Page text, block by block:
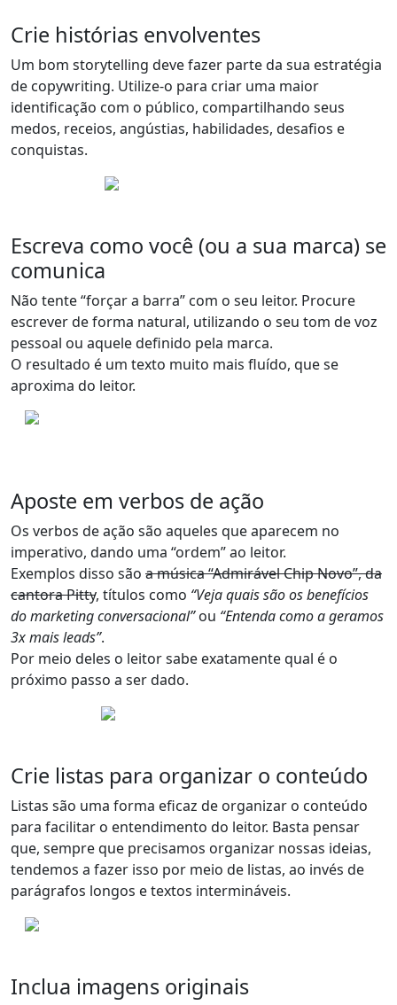
Crie histórias envolventes
Um bom storytelling deve fazer parte da sua estratégia
de copywriting. Utilize-o para criar uma maior
identificação com o público, compartilhando seus
medos, receios, angústias, habilidades, desafios e
conquistas.
Escreva como você (ou a sua marca) se
comunica
Não tente “forçar a barra” com o seu leitor. Procure
escrever de forma natural, utilizando o seu tom de voz
pessoal ou aquele definido pela marca.
O resultado é um texto muito mais fluído, que se
aproxima do leitor.
Aposte em verbos de ação
Os verbos de ação são aqueles que aparecem no
imperativo, dando uma “ordem” ao leitor.
Exemplos disso são a música “Admirável Chip Novo”, da
cantora Pitty, títulos como “Veja quais são os benefícios
do marketing conversacional” ou “Entenda como a geramos
3x mais leads”.
Por meio deles o leitor sabe exatamente qual é o
próximo passo a ser dado.
Crie listas para organizar o conteúdo
Listas são uma forma eficaz de organizar o conteúdo
para facilitar o entendimento do leitor. Basta pensar
que, sempre que precisamos organizar nossas ideias,
tendemos a fazer isso por meio de listas, ao invés de
parágrafos longos e textos intermináveis.
Inclua imagens originais